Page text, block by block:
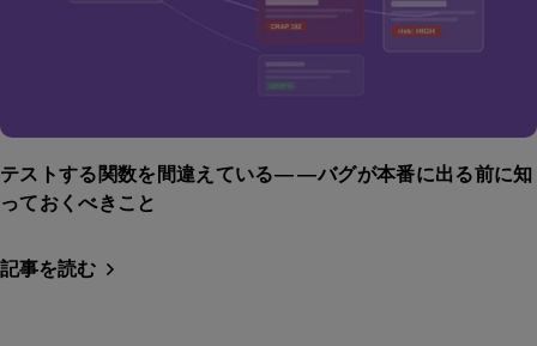
テストする関数を間違えている——バグが本番に出る前に知
っておくべきこと
記事を読む